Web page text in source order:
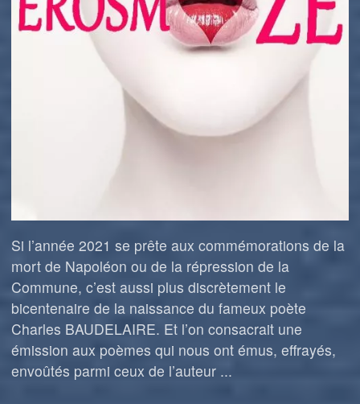
Si l’année 2021 se prête aux commémorations de la
mort de Napoléon ou de la répression de la
Commune, c’est aussi plus discrètement le
bicentenaire de la naissance du fameux poète
Charles BAUDELAIRE. Et l’on consacrait une
émission aux poèmes qui nous ont émus, effrayés,
envoûtés parmi ceux de l’auteur ...